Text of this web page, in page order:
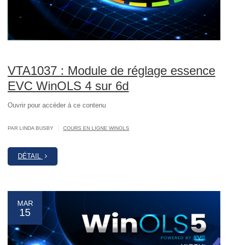
VTA1037 : Module de réglage essence
EVC WinOLS 4 sur 6d
Ouvrir pour accéder à ce contenu
PAR LINDA BUSBY COURS EN LIGNE WINOLS
DÉTAIL
MAR
15